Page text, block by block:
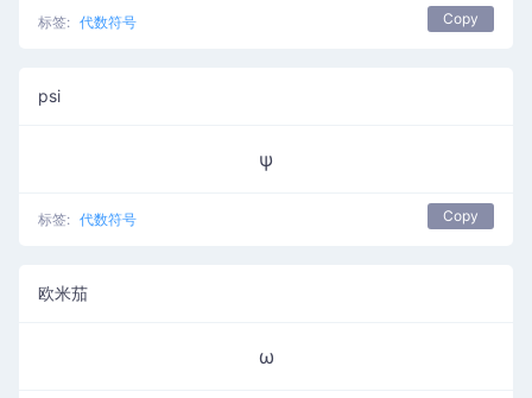
标签: 代数符号 Copy
psi
ψ
标签: 代数符号 Copy
欧米茄
ω